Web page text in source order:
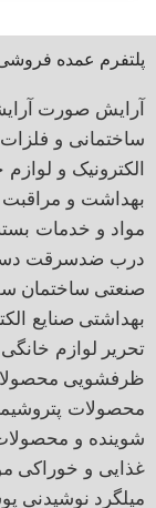
پلتفرم عمده
آرایش صورت
ساختمانی و
الکترونیک و لوازم
بهداشت و مراقبت
مواد و خدمات
درب ضدسرقت
صنعتی ساختمان
بهداشتی صنایع
تحریر لوازم
ظرفشویی
محصولات
شوینده و
غذایی و خوراکی
میلگرد نوشیدنی